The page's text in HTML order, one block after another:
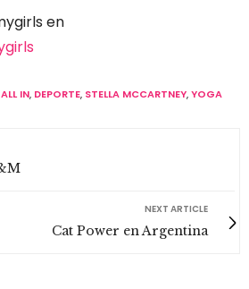
en
ALL IN, DEPORTE, STELLA MCCARTNEY,YOGA
NEXT ARTICLE
Cat Power en Argentina